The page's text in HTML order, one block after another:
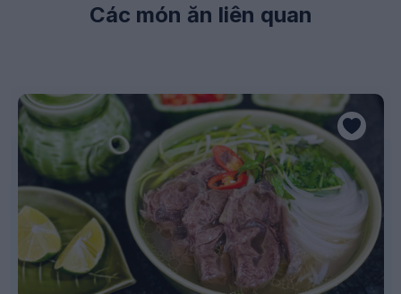
Các món ăn liên quan